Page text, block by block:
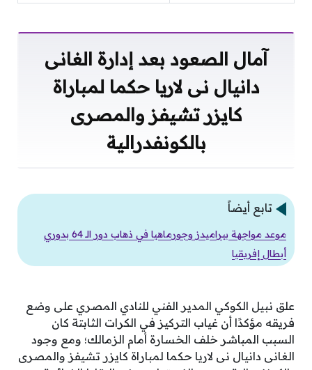
آمال الصعود بعد إدارة الغانى
دانيال نى لاريا حكما لمباراة
كايزر تشيفز والمصرى
بالكونفدرالية
تابع أيضاً
موعد مواجهة بيراميدز وجورماهيا في ذهاب دور الـ 64 بدوري
أبطال إفريقيا
علق نبيل الكوكي المدير الفني للنادي المصري على وضع
فريقه مؤكدًا أن غياب التركيز في الكرات الثابتة كان
السبب المباشر خلف الخسارة أمام الزمالك؛ ومع وجود
الغانى دانيال نى لاريا حكما لمباراة كايزر تشيفز والمصرى